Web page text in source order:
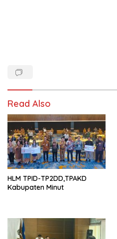
Read Also
HLM TPID-TP2DD,TPAKD
Kabupaten Minut